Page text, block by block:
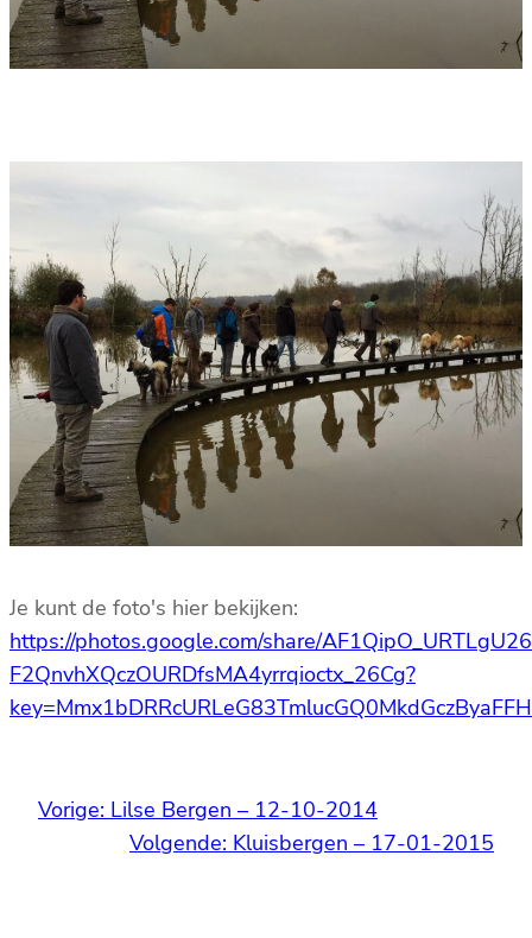
Je kunt de foto's hier bekijken:
https://photos.google.com/share/
F2QnvhXQczOURDfsMA4yrrqioctx_26Cg?
Vorige: Lilse Bergen – 12-10-2014
Volgende: Kluisbergen – 17-01-2015